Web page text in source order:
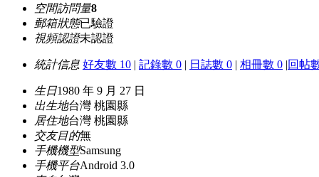
空間訪問量8
郵箱狀態已驗證
視頻認證未認證
統計信息 好友數 10 | 記錄數 0 | 日誌數 0 | 相冊數 0 |回帖
生日1980 年 9 月 27 日
出生地台灣 桃園縣
居住地台灣 桃園縣
交友目的無
手機機型Samsung
手機平台Android 3.0